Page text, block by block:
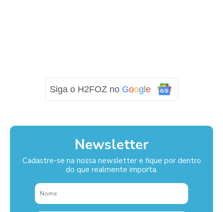
Siga o H2FOZ no Google
Newsletter
Cadastre-se na nossa newsletter e fique por dentro
do que realmente importa.